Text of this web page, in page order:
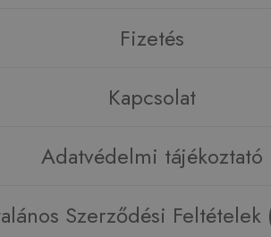
Fizetés
Kapcsolat
Adatvédelmi tájékoztató
Szerződési Feltételek